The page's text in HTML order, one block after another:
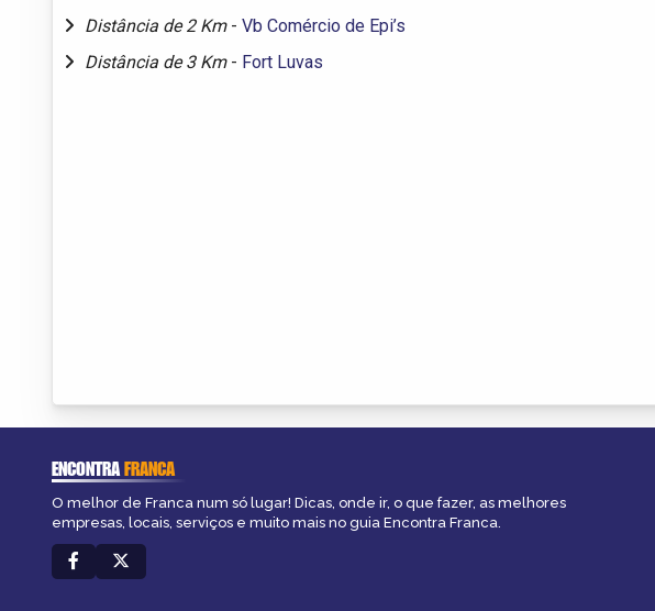
Distância de 2 Km - Vb Comércio de Epi’s
Distância de 3 Km - Fort Luvas
ENCONTRAFRANCA
O melhor de Franca num só lugar! Dicas, onde ir, o que fazer, as melhores
empresas, locais, serviços e muito mais no guia Encontra Franca.